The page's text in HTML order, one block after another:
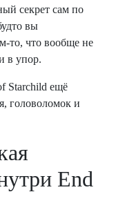
секрет сам по
вы
то, что вообще не
в упор.
Starchild ещё
головоломок и
End